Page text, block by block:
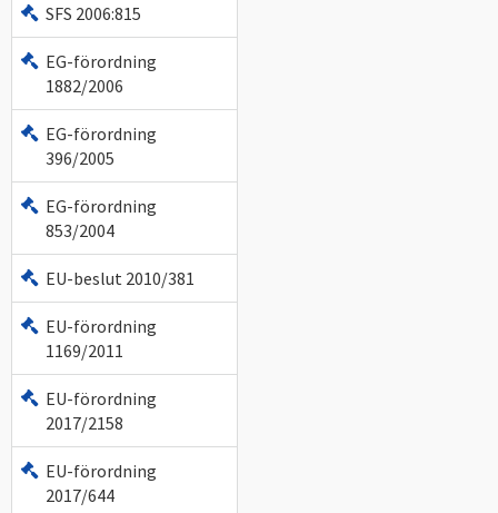
SFS 2006:815
EG-förordning
1882/2006
EG-förordning
396/2005
EG-förordning
853/2004
EU-beslut 2010/381
EU-förordning
1169/2011
EU-förordning
2017/2158
EU-förordning
2017/644